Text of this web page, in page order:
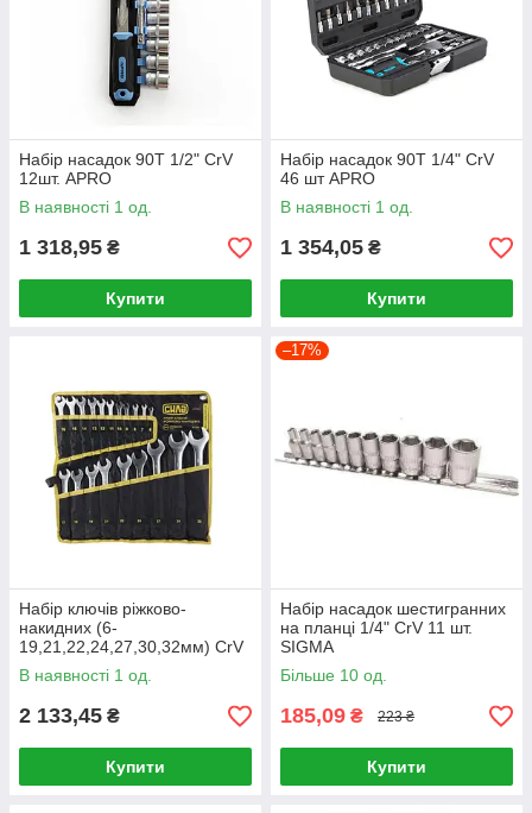
Набір насадок 90T 1/2" CrV
12шт. APRO
В наявності 1 од.
1 318,95 ₴
Купити
Набір насадок 90T 1/4" CrV
46 шт APRO
В наявності 1 од.
1 354,05 ₴
Купити
Набір ключів ріжково-
накидних (6-
19,21,22,24,27,30,32мм) CrV
20шт + чохол СИЛА
В наявності 1 од.
2 133,45 ₴
Купити
–17%
Набір насадок шестигранних
на планці 1/4" CrV 11 шт.
SIGMA
Більше 10 од.
185,09 ₴ 223 ₴
Купити